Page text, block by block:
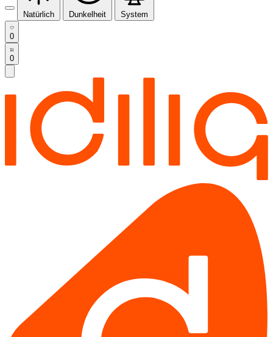
Natürlich Dunkelheit System
0
0